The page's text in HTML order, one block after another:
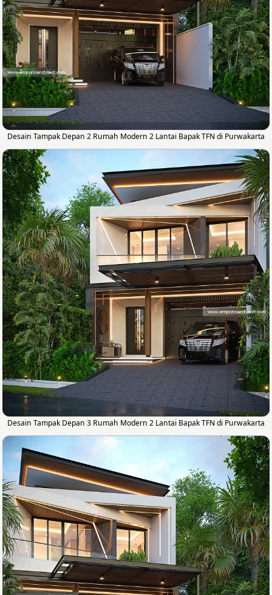
Desain Tampak Depan 2 Rumah Modern 2 Lantai Bapak TFN di Purwakarta
Desain Tampak Depan 3 Rumah Modern 2 Lantai Bapak TFN di Purwakarta